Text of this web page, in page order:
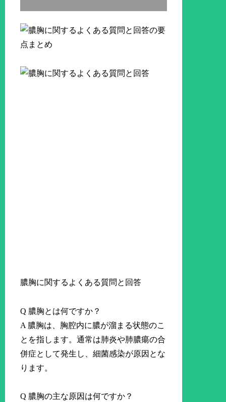
膿胸に関するよくある質問と回答
Q 膿胸とは何ですか？
A 膿胸は、胸腔内に膿が溜まる状態のこ
とを指します。通常は肺炎や肺膿瘍の合
併症として発生し、細菌感染が原因とな
ります。
Q 膿胸の主な原因は何ですか？